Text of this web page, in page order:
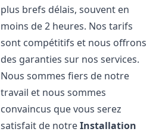
plus brefs délais, souvent en
moins de 2 heures. Nos tarifs
sont compétitifs et nous offrons
des garanties sur nos services.
Nous sommes fiers de notre
travail et nous sommes
convaincus que vous serez
satisfait de notreInstallation